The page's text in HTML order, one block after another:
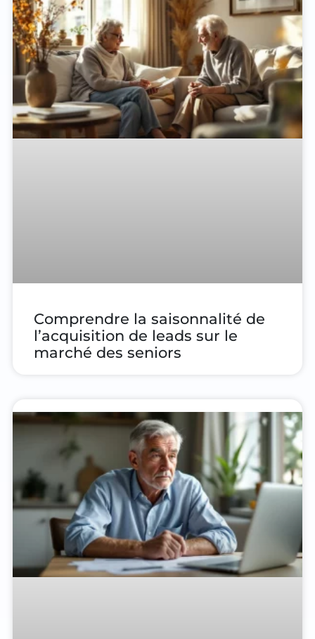
Comprendre la saisonnalité de
l’acquisition de leads sur le
marché des seniors